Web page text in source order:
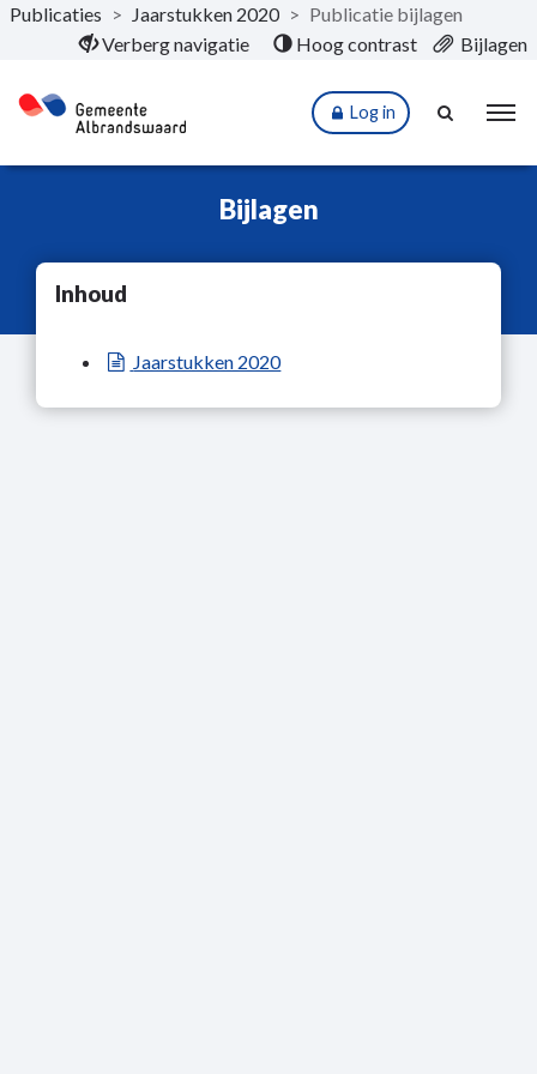
Naar hoofdinhoud
Publicaties > Jaarstukken 2020 > Publicatie bijlagen
Verberg navigatie
Hoog contrast Bijlagen
Log in
Bijlagen
Inhoud
Jaarstukken 2020